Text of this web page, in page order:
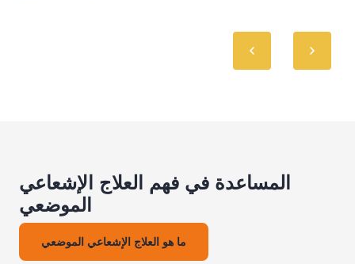
المساعدة في فهم العلاج الإشعاعي
الموضعي
ما هو العلاج الإشعاعي الموضعي